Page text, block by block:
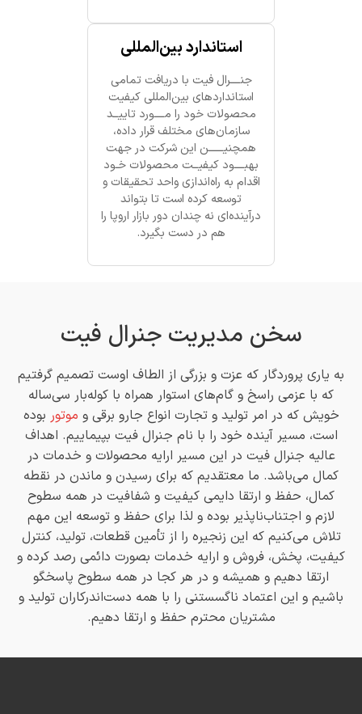
استاندارد بین‌المللی
جنــــرال فیت با دریافت تمامی
استانداردهای بین‌المللی کیفیت
محصولات خود را مــــورد تاییــد
سازمان‌های مختلف قرار داده،
همچنیــــــن این شرکت در جهت
بهبــــود کیفیــت محصولات خـود
اقدام به راه‌اندازی واحد تحقیقات و
توسعه کرده است تا بتواند
درآینده‌ای نه چندان دور بازار اروپا را
هم در دست بگیرد.
سخن مدیریت جنرال فیت
به یاری پروردگار که عزت و بزرگی از الطاف اوست تصمیم گرفتیم
که با عزمی راسخ و گام‌های استوار همراه با کوله‌بار سی‌ساله
خویش که در امر تولید و تجارت انواع جارو برقی و موتور بوده
است، مسیر آینده خود را با نام جنرال فیت بپیماییم. اهداف
عالیه جنرال فیت در این مسیر ارایه محصولات و خدمات در
کمال می‌باشد. ما معتقدیم که برای رسیدن و ماندن در نقطه
کمال، حفظ و ارتقا دایمی کیفیت و شفافیت در همه سطوح
لازم و اجتناب‌ناپذیر بوده و لذا برای حفظ و توسعه این مهم
تلاش می‌کنیم که این زنجیره را از تأمین قطعات، تولید، کنترل
کیفیت، پخش، فروش و ارایه خدمات بصورت دائمی رصد کرده و
ارتقا دهیم و همیشه و در هر کجا در همه سطوح پاسخگو
باشیم و این اعتماد ناگسستنی را با همه دست‌اندرکاران تولید و
مشتریان محترم حفظ و ارتقا دهیم.